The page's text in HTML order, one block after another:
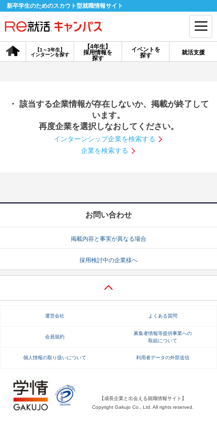
新卒学生のためのスカウト型就職情報サイト
【4年生】
採用情報を
探す
【1～3年生】
インターンを探す
イベントを
探す
就活支援
会員登録 ログイン
探す
【4年生】
説明会を探す
インターンを探す
就活ノウハウ・サポート
就活支援
就活ノウハウが満載！ お役立ち記事・相談室など
適職診断 就活チャンネル
・ 該当する企業情報が存在しないか、掲載が終了して
います。
再度企業を選択しなおしてください。
インターンシップ企業を検索する
企業を検索する
お問い合わせ
掲載内容と事実が異なる場合
採用検討中の企業様へ
運営会社 よくある質問
会員規約
募集者情報等提供事業への
取組について
個人情報の取り扱いについて 利用者データの外部送信
【成長企業と出会える就職情報サイト】
Copyright Gakujo Co., Ltd. All rights reserved.